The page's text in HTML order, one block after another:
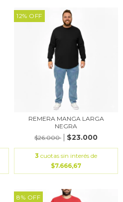
12% OFF
REMERA MANGA LARGA
NEGRA
$26.000
$23.000
3 cuotas sin interés de
$7.666,67
8% OFF